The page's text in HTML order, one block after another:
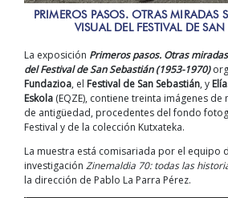
PRIMEROS PASOS. OTRAS MIRADAS
VISUAL DEL FESTIVAL DE SAN
La exposición Primeros pasos. Otras
del Festival de San Sebastián (1953-1970)
Fundazioa, el Festival de San Sebastián, y
Eskola (EQZE), contiene treinta imágenes
de antigüedad, procedentes del fondo
Festival y de la colección Kutxateka.
La muestra está comisariada por el equipo
investigación Zinemaldia 70: todas las
la dirección de Pablo La Parra Pérez.